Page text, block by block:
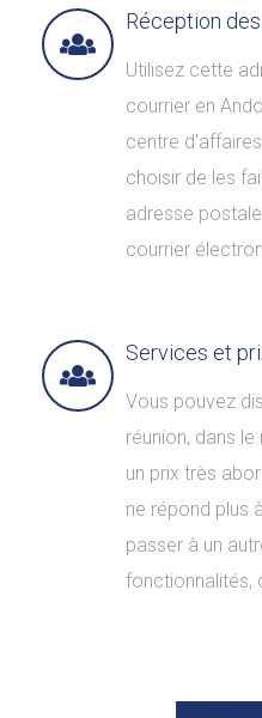
Réception
Utilisez cette
courrier en
centre
choisir de les
adresse
courrier
Services et
Vous pouvez
réunion, dans
un prix très
ne répond plus
passer à un
fonctionnalités,